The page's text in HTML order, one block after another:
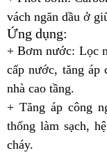
vách ngăn dầu ở
Ứng dụng:
+ Bơm nước: Lọc
cấp nước, tăng áp
nhà cao tầng.
+ Tăng áp công
thống làm sạch,
cháy.